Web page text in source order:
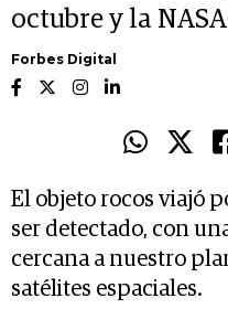
octubre y la
Forbes Digital
El objeto rocos viajó
ser detectado, con
cercana a nuestro
satélites espaciales.